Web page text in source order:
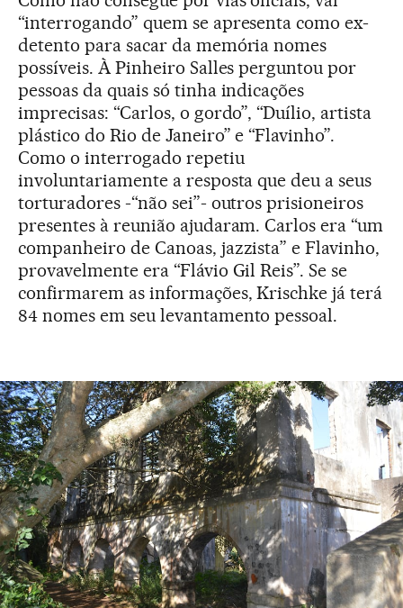
“interrogando” quem se apresenta como ex-
detento para sacar da memória nomes
possíveis. À Pinheiro Salles perguntou por
pessoas da quais só tinha indicações
imprecisas: “Carlos, o gordo”, “Duílio, artista
plástico do Rio de Janeiro” e “Flavinho”.
Como o interrogado repetiu
involuntariamente a resposta que deu a seus
torturadores -“não sei”- outros prisioneiros
presentes à reunião ajudaram. Carlos era “um
companheiro de Canoas, jazzista” e Flavinho,
provavelmente era “Flávio Gil Reis”. Se se
confirmarem as informações, Krischke já terá
84 nomes em seu levantamento pessoal.